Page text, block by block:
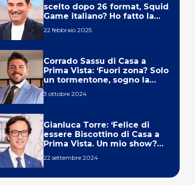
scelto dopo 26 format, Squid
Game italiano? Ho fatto la
22 febbraio 2025
Corrado Sassu di Casa a
Prima Vista: ‘Fuori zona? Solo
un tormentone, sogno la
3 ottobre 2024
Gianluca Torre: ‘Felice di
essere Biscottino di Casa a
Prima Vista. Un mio show?
22 settembre 2024